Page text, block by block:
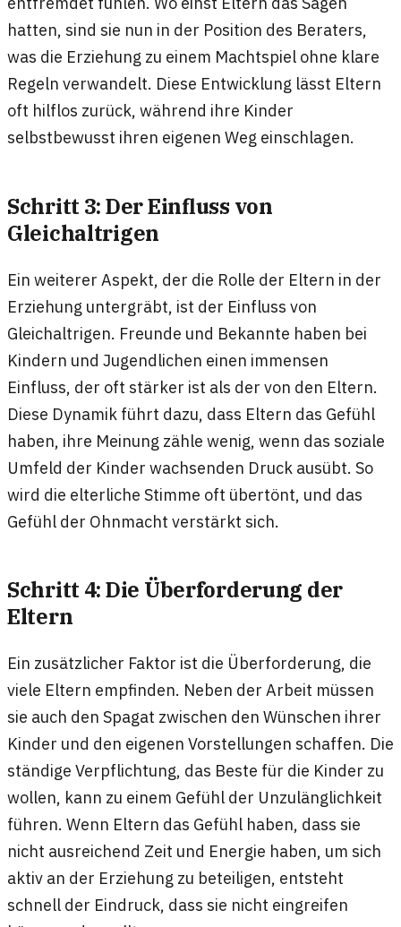
hatten, sind sie nun in der Position des Beraters,
was die Erziehung zu einem Machtspiel ohne klare
Regeln verwandelt. Diese Entwicklung lässt Eltern
oft hilflos zurück, während ihre Kinder
selbstbewusst ihren eigenen Weg einschlagen.
Schritt 3: Der Einfluss von
Gleichaltrigen
Ein weiterer Aspekt, der die Rolle der Eltern in der
Erziehung untergräbt, ist der Einfluss von
Gleichaltrigen. Freunde und Bekannte haben bei
Kindern und Jugendlichen einen immensen
Einfluss, der oft stärker ist als der von den Eltern.
Diese Dynamik führt dazu, dass Eltern das Gefühl
haben, ihre Meinung zähle wenig, wenn das soziale
Umfeld der Kinder wachsenden Druck ausübt. So
wird die elterliche Stimme oft übertönt, und das
Gefühl der Ohnmacht verstärkt sich.
Schritt 4: Die Überforderung der
Eltern
Ein zusätzlicher Faktor ist die Überforderung, die
viele Eltern empfinden. Neben der Arbeit müssen
sie auch den Spagat zwischen den Wünschen ihrer
Kinder und den eigenen Vorstellungen schaffen. Die
ständige Verpflichtung, das Beste für die Kinder zu
wollen, kann zu einem Gefühl der Unzulänglichkeit
führen. Wenn Eltern das Gefühl haben, dass sie
nicht ausreichend Zeit und Energie haben, um sich
aktiv an der Erziehung zu beteiligen, entsteht
schnell der Eindruck, dass sie nicht eingreifen